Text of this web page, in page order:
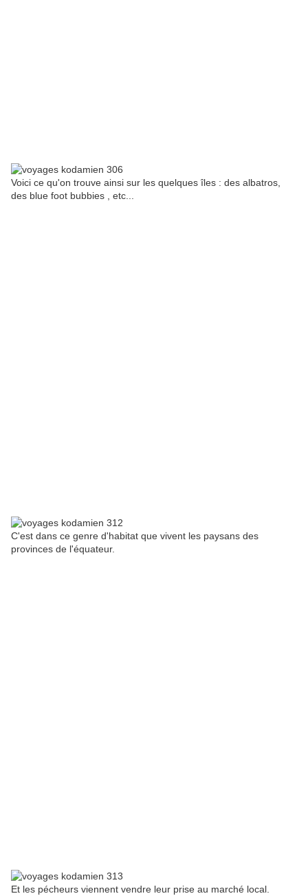
Voici ce qu'on trouve ainsi sur les quelques îles : des albatros,
des blue foot bubbies , etc...
C'est dans ce genre d'habitat que vivent les paysans des
provinces de l'équateur.
Et les pécheurs viennent vendre leur prise au marché local.